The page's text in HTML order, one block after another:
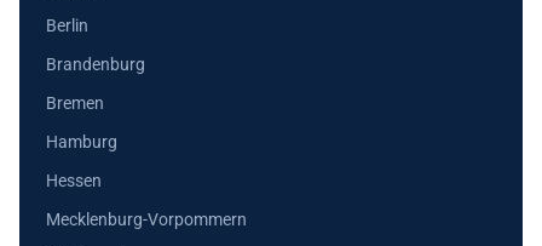
Berlin
Brandenburg
Bremen
Hamburg
Hessen
Mecklenburg-Vorpommern